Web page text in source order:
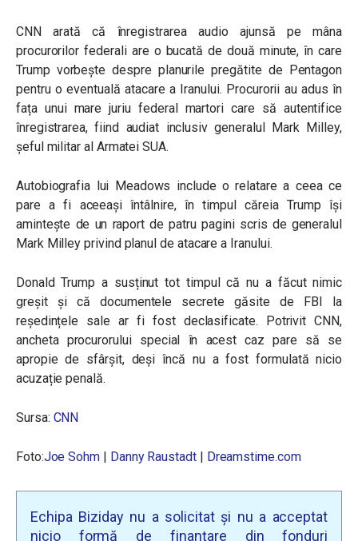
CNN arată că înregistrarea audio ajunsă pe mâna
procurorilor federali are o bucată de două minute, în care
Trump vorbește despre planurile pregătite de Pentagon
pentru o eventuală atacare a Iranului. Procurorii au adus în
fața unui mare juriu federal martori care să autentifice
înregistrarea, fiind audiat inclusiv generalul Mark Milley,
șeful militar al Armatei SUA.
Autobiografia lui Meadows include o relatare a ceea ce
pare a fi aceeași întâlnire, în timpul căreia Trump își
amintește de un raport de patru pagini scris de generalul
Mark Milley privind planul de atacare a Iranului.
Donald Trump a susținut tot timpul că nu a făcut nimic
greșit și că documentele secrete găsite de FBI la
reședințele sale ar fi fost declasificate. Potrivit CNN,
ancheta procurorului special în acest caz pare să se
apropie de sfârșit, deși încă nu a fost formulată nicio
acuzație penală.
Sursa: CNN
Foto:Joe Sohm | Danny Raustadt | Dreamstime.com
Echipa Biziday nu a solicitat și nu a acceptat
nicio formă de finanțare din fonduri